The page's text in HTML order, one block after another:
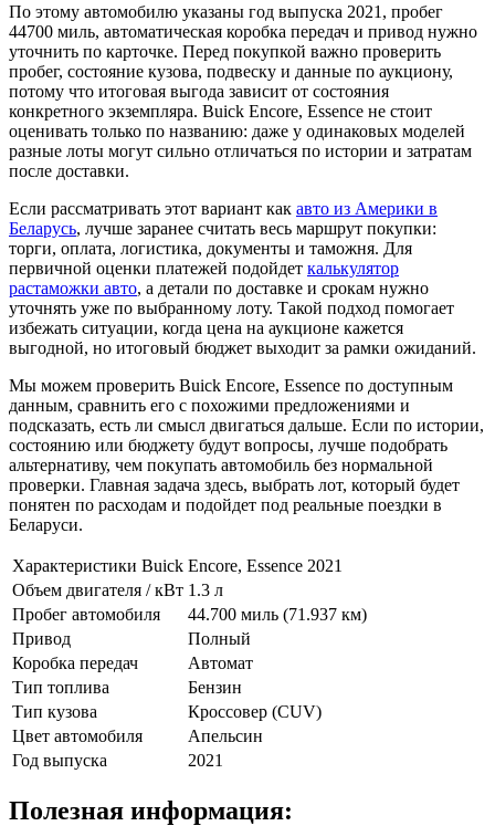
По этому автомобилю указаны год выпуска 2021, пробег
44700 миль, автоматическая коробка передач и привод нужно
уточнить по карточке. Перед покупкой важно проверить
пробег, состояние кузова, подвеску и данные по аукциону,
потому что итоговая выгода зависит от состояния
конкретного экземпляра. Buick Encore, Essence не стоит
оценивать только по названию: даже у одинаковых моделей
разные лоты могут сильно отличаться по истории и затратам
после доставки.
Если рассматривать этот вариант как авто из Америки в
Беларусь, лучше заранее считать весь маршрут покупки:
торги, оплата, логистика, документы и таможня. Для
первичной оценки платежей подойдет калькулятор
растаможки авто, а детали по доставке и срокам нужно
уточнять уже по выбранному лоту. Такой подход помогает
избежать ситуации, когда цена на аукционе кажется
выгодной, но итоговый бюджет выходит за рамки ожиданий.
Мы можем проверить Buick Encore, Essence по доступным
данным, сравнить его с похожими предложениями и
подсказать, есть ли смысл двигаться дальше. Если по истории,
состоянию или бюджету будут вопросы, лучше подобрать
альтернативу, чем покупать автомобиль без нормальной
проверки. Главная задача здесь, выбрать лот, который будет
понятен по расходам и подойдет под реальные поездки в
Беларуси.
Характеристики Buick Encore, Essence 2021
Объем двигателя / кВт 1.3 л
Пробег автомобиля
44.700 миль (71.937 км)
Привод
Полный
Коробка передач
Автомат
Тип топлива
Бензин
Тип кузова
Кроссовер (CUV)
Цвет автомобиля
Апельсин
Год выпуска
2021
Полезная информация: